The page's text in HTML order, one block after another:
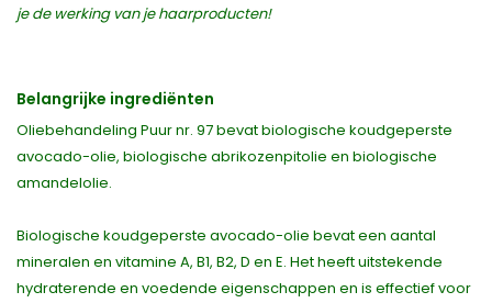
je de werking van je haarproducten!
Belangrijke ingrediënten
Oliebehandeling Puur nr. 97 bevat biologische koudgeperste
avocado-olie, biologische abrikozenpitolie en biologische
amandelolie.
Biologische koudgeperste avocado-olie bevat een aantal
mineralen en vitamine A, B1, B2, D en E. Het heeft uitstekende
hydraterende en voedende eigenschappen en is effectief voor